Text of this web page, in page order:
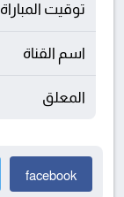
توقيت المباراة
اسم القناة
المعلق
facebook